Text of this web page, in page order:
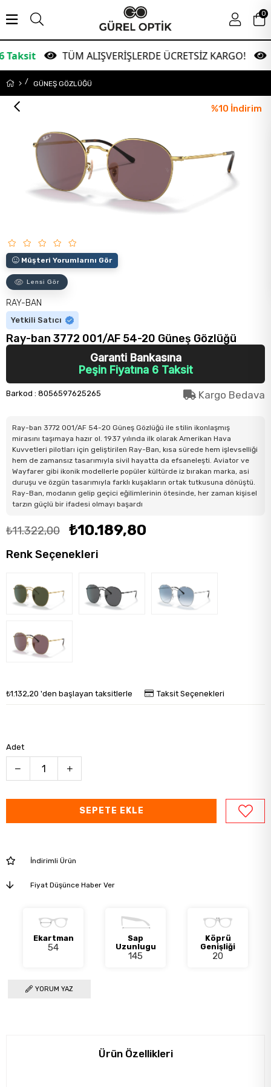
TÜM ALIŞVERİŞLERDE ÜCRETSİZ KARGO!
0
GÜNEŞ GÖZLÜĞÜ
%10 İndirim
Müşteri Yorumlarını Gör
Lensi Gör
RAY-BAN
Yetkili Satıcı
Ray-ban 3772 001/AF 54-20 Güneş Gözlüğü
Garanti Bankasına
Peşin Fiyatına 6 Taksit
Barkod : 8056597625265 Kargo Bedava
Ray-ban 3772 001/AF 54-20 Güneş Gözlüğü ile stilin ikonlaşmış
mirasını taşımaya hazır ol. 1937 yılında ilk olarak Amerikan Hava
Kuvvetleri pilotları için geliştirilen Ray-Ban, kısa sürede hem işlevselliği
hem de zamansız tasarımıyla sivil hayatta da efsaneleşti. Aviator ve
Wayfarer gibi ikonik modellerle popüler kültürde iz bırakan marka, asi
duruşu ve özgün tasarımıyla farklı kuşakların ortak tutkusuna dönüştü.
Ray-Ban, modanın gelip geçici eğilimlerinin ötesinde, her zaman kişisel
tarzın güçlü bir ifadesi olmayı başardı
₺11.322,00 ₺10.189,80
Renk Seçenekleri
₺1.132,20 'den başlayan taksitlerle Taksit Seçenekleri
Adet
İndirimli Ürün
Fiyat Düşünce Haber Ver
Ekartman
54
Sap
Uzunlugu
145
Köprü
Genişliği
20
YORUM YAZ
Ürün Özellikleri